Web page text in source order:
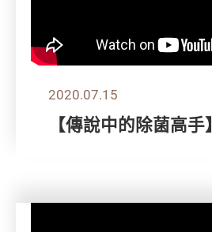
2020.07.15
【傳說中的除菌高手】